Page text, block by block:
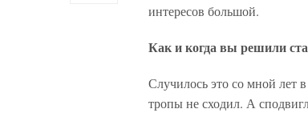
интересов большой.
Как и когда вы решили
Случилось это со мной лет
тропы не сходил. А